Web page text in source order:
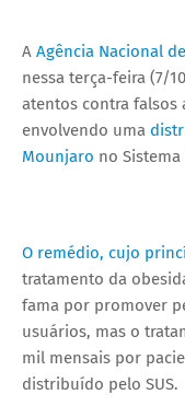
A Agência Nacional
nessa terça-feira (7/
atentos contra falsos
envolvendo uma
Mounjaro no Sistema
O remédio, cujo
tratamento da
fama por promover
usuários, mas o
mil mensais por
distribuído pelo SUS.